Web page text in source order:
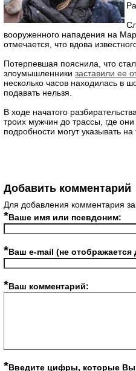
вооруженного нападения на
отмечается, что вдова
Потерпевшая пояснила, что
злоумышленники заставили ее
несколько часов находилась в
подавать нельзя.
В ходе начатого
троих мужчин до трассы, где
подробности могут указывать
Добавить комментарий
Для добавления комментария
*Ваше имя или псевдоним:
*Ваш e-mail (не отображается
*Ваш комментарий:
*Введите цифры, которые Вы